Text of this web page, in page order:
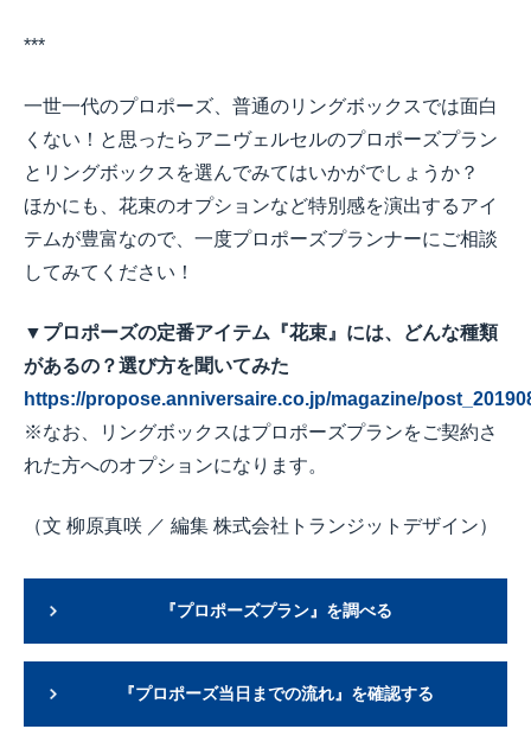
***
一世一代のプロポーズ、普通のリングボックスでは面白
くない！と思ったらアニヴェルセルのプロポーズプラン
とリングボックスを選んでみてはいかがでしょうか？
ほかにも、花束のオプションなど特別感を演出するアイ
テムが豊富なので、一度プロポーズプランナーにご相談
してみてください！
▼プロポーズの定番アイテム『花束』には、どんな種類
があるの？選び方を聞いてみた
https://propose.anniversaire.co.jp/magazine/
※なお、リングボックスはプロポーズプランをご契約さ
れた方へのオプションになります。
（文 柳原真咲 ／ 編集 株式会社トランジットデザイン）
『プロポーズプラン』を調べる
『プロポーズ当日までの流れ』を確認する